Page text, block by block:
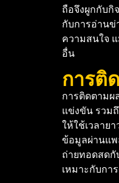
ถือจึงผูกกับกิ
กับการอ่านข่
ความสนใจ
อื่น
การติ
การติดตามผ
แข่งขัน รวม
ให้ใช้เวลาย
ข้อมูลผ่านแพ
ถ่ายทอดสดกั
เหมาะกับกา